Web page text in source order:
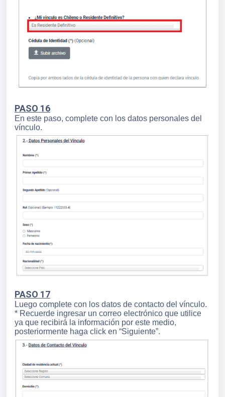
PASO 16
En este paso, complete con los datos personales del
vínculo.
PASO 17
Luego complete con los datos de contacto del vínculo.
* Recuerde ingresar un correo electrónico que utilice
ya que recibirá la información por este medio,
posteriormente haga click en “Siguiente”.